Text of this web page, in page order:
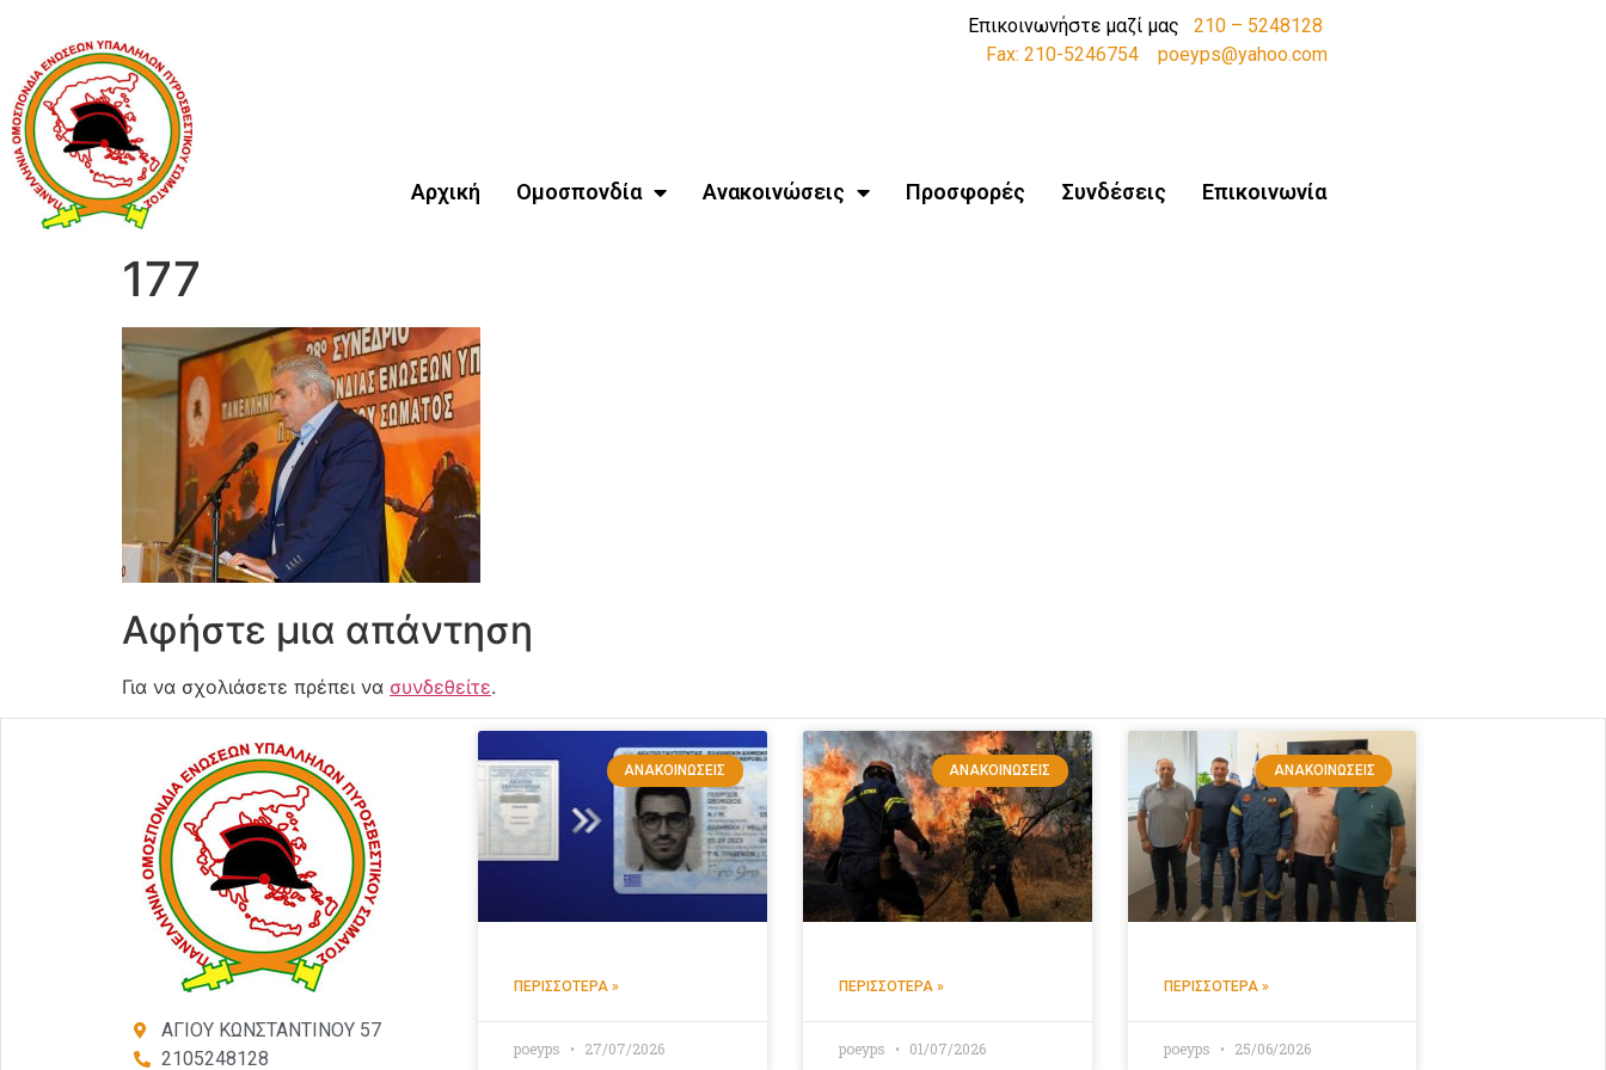
Επικοινωνήστε μαζί μας 210 – 5248128
Fax: 210-5246754
poeyps@yahoo.com
Αρχική Ομοσπονδία Ανακοινώσεις Προσφορές Συνδέσεις Επικοινωνία
177
Αφήστε μια απάντηση
Για να σχολιάσετε πρέπει να συνδεθείτε.
ΑΓΙΟΥ ΚΩΝΣΤΑΝΤΙΝΟΥ 57
2105248128
ΑΝΑΚΟΙΝΏΣΕΙΣ
ΠΕΡΙΣΣΌΤΕΡΑ »
poeyps 27/07/2026
ΑΝΑΚΟΙΝΏΣΕΙΣ
ΠΕΡΙΣΣΌΤΕΡΑ »
poeyps 01/07/2026
ΑΝΑΚΟΙΝΏΣΕΙΣ
ΠΕΡΙΣΣΌΤΕΡΑ »
poeyps 25/06/2026